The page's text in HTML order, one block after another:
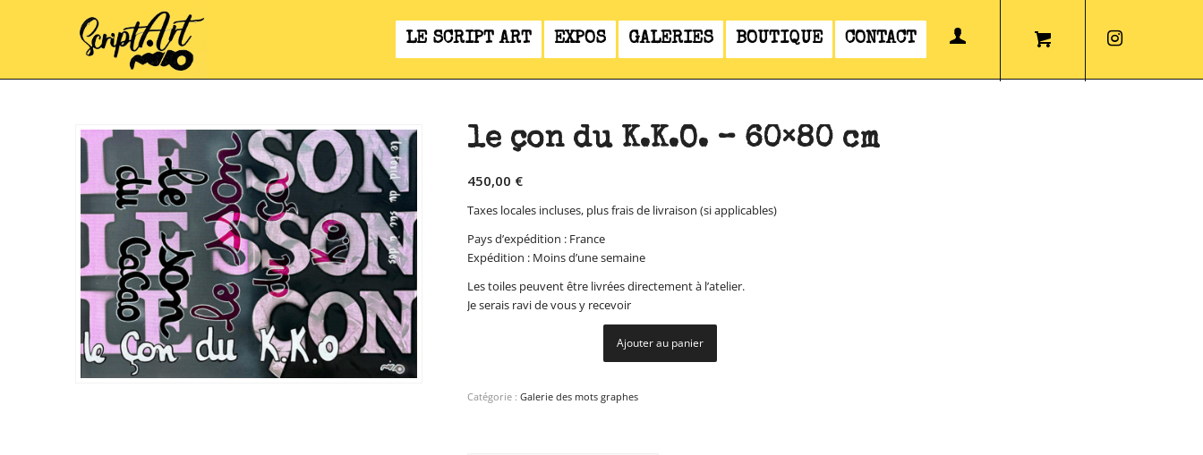
LE SCRIPT ART EXPOS GALERIES BOUTIQUE CONTACT
le çon du K.K.O. – 60×80 cm
450,00 €
Taxes locales incluses, plus frais de livraison (si applicables)
Pays d’expédition : France
Expédition : Moins d’une semaine
Les toiles peuvent être livrées directement à l’atelier.
Je serais ravi de vous y recevoir
Ajouter au panier
Catégorie : Galerie des mots graphes